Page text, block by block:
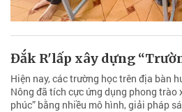
Đắk R'lấp xây dựng
Hiện nay, các trường học trên địa bàn
Nông đã tích cực ứng dụng phong trào
phúc” bằng nhiều mô hình, giải pháp